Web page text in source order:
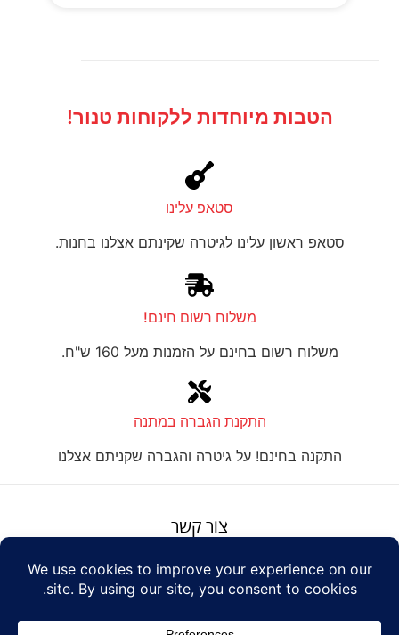
הטבות מיוחדות ללקוחות טנור!
סטאפ עלינו
סטאפ ראשון עלינו לגיטרה שקינתם אצלנו בחנות.
משלוח רשום חינם!
משלוח רשום בחינם על הזמנות מעל 160 ש"ח.
התקנת הגברה במתנה
התקנה בחינם! על גיטרה והגברה שקניתם אצלנו
צור קשר
על טנור